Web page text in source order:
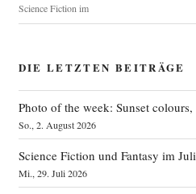
Science Fiction im
DIE LETZTEN BEITRÄGE
Photo of the week: Sunset
So., 2. August 2026
Science Fiction und Fantasy im
Mi., 29. Juli 2026